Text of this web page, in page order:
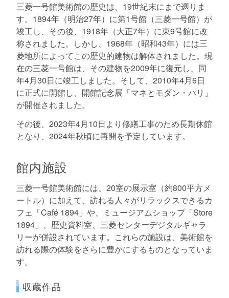
三菱一号館美術館の歴史は、19世紀末にまで遡りま
す。1894年（明治27年）に第1号館（三菱一号館）が
竣工し、その後、1918年（大正7年）に東9号館に改
称されました。しかし、1968年（昭和43年）には三
菱地所によってこの歴史的建物は解体されました。現
在の三菱一号館は、その建物を2009年に復元し、同
年4月30日に竣工しました。そして、2010年4月6日
に正式に開館し、開館記念展「マネとモダン・パリ」
が開催されました。
その後、2023年4月10日より修繕工事のため長期休館
となり、2024年秋頃に再開を予定しています。
館内施設
三菱一号館美術館には、20室の展示室（約800平方メ
ートル）に加えて、訪れる人々がリラックスできるカ
フェ「Café 1894」や、ミュージアムショップ「Store
1894」、歴史資料室、三菱センターデジタルギャラ
リーが併設されています。これらの施設は、美術館を
訪れる際の体験をさらに豊かにするものとなっていま
す。
収蔵作品